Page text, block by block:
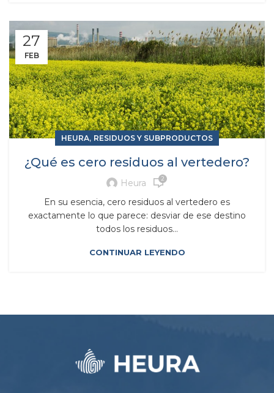
27
FEB
HEURA, RESIDUOS Y SUBPRODUCTOS
¿Qué es cero residuos al vertedero?
Heura 2
En su esencia, cero residuos al vertedero es
exactamente lo que parece: desviar de ese destino
todos los residuos...
CONTINUAR LEYENDO